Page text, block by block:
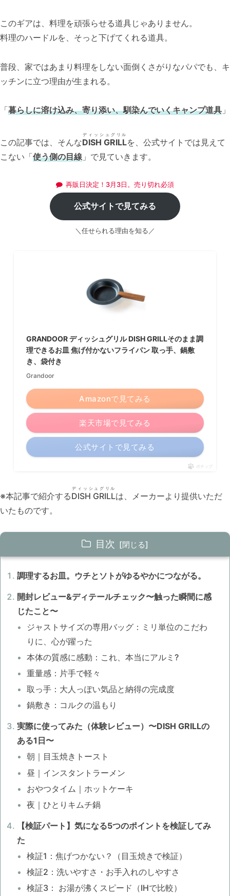
このギアは、料理を頑張らせる道具じゃありません。
料理のハードルを、そっと下げてくれる道具。
普段、家ではあまり料理をしない面倒くさがりなパパでも、キ
ッチンに立つ理由が生まれる。
「暮らしに溶け込み、寄り添い、馴染んでいくキャンプ道具 」
この記事では、そんなDISH GRILL
ディッシュグリル
を、公式サイトでは見えて
こない「使う側の目線 」で見ていきます。
再販日決定！3月3日。売り切れ必須
公式サイトで見てみる
＼任せられる理由を知る／
GRANDOOR ディッシュグリル DISH GRILLそのまま調
理できるお皿 焦げ付かないフライパン 取っ手、鍋敷
き、袋付き
Grandoor
Amazonで見てみる
楽天市場で見てみる
公式サイトで見てみる
ポチップ
※本記事で紹介するDISH GRILL
ディッシュグリル
は、メーカーより提供いただ
いたものです。
目次
調理するお皿。ウチとソトがゆるやかにつながる。
開封レビュー&ディテールチェック〜触った瞬間に感
じたこと〜
ジャストサイズの専用バッグ：ミリ単位のこだわ
りに、心が躍った
本体の質感に感動：これ、本当にアルミ?
重量感：片手で軽々
取っ手：大人っぽい気品と納得の完成度
鍋敷き：コルクの温もり
実際に使ってみた（体験レビュー）〜DISH GRILLの
ある1日〜
朝｜目玉焼きトースト
昼｜インスタントラーメン
おやつタイム｜ホットケーキ
夜｜ひとりキムチ鍋
【検証パート】気になる5つのポイントを検証してみ
た
検証1：焦げつかない？（目玉焼きで検証）
検証2：洗いやすさ・お手入れのしやすさ
検証3： お湯が沸くスピード（IHで比較）